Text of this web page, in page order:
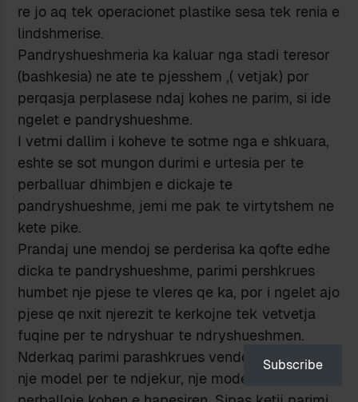
re jo aq tek operacionet plastike sesa tek renia e
lindshmerise.
Pandryshueshmeria ka kaluar nga stadi teresor
(bashkesia) ne ate te pjesshem ,( vetjak) por
perqasja perplasese ndaj kohes ne parim, si ide
ngelet e pandryshueshme.
I vetmi dallim i koheve te sotme nga e shkuara,
eshte se sot mungon durimi e urtesia per te
perballuar dhimbjen e dickaje te
pandryshueshme, jemi me pak te virtytshem ne
kete pike.
Prandaj une mendoj se perderisa ka qofte edhe
dicka te pandryshueshme, parimi pershkrues
humbet nje pjese te vleres qe ka, por i ngelet ajo
pjese qe nxit njerezit te kerkojne tek vetvetja
fuqine per te ndryshuar te ndryshueshmen.
Nderkaq parimi parashkrues vendos nje ideal,
nje model per te ndjekur, nje model qe duhet ta
Subscribe